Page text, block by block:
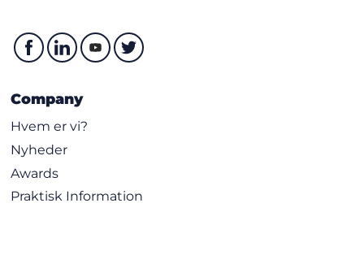
Company
Hvem er vi?
Nyheder
Awards
Praktisk Information